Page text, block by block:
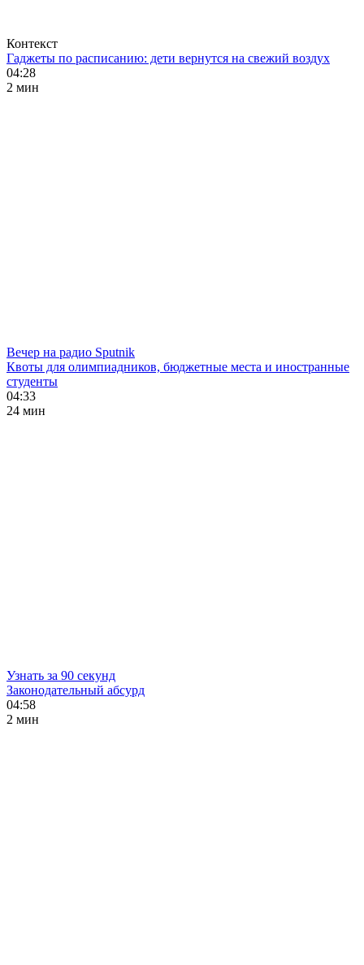
Контекст
Гаджеты по расписанию: дети вернутся на свежий воздух
04:28
2 мин
Вечер на радио Sputnik
Квоты для олимпиадников, бюджетные места и иностранные
студенты
04:33
24 мин
Узнать за 90 секунд
Законодательный абсурд
04:58
2 мин